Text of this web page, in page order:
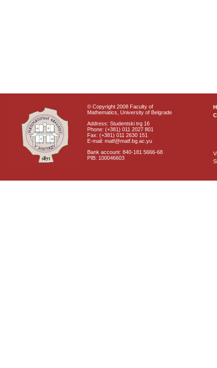
© Copyright 2008 Faculty of
Mathematics, University of Belgrade
Address: Studentski trg 16
Phone: (+381) 011 2027 801
Fax: (+381) 011 2630 151
E-mail: matf@matf.bg.ac.yu
Bank account: 840-181 5666-68
PIB: 100046603